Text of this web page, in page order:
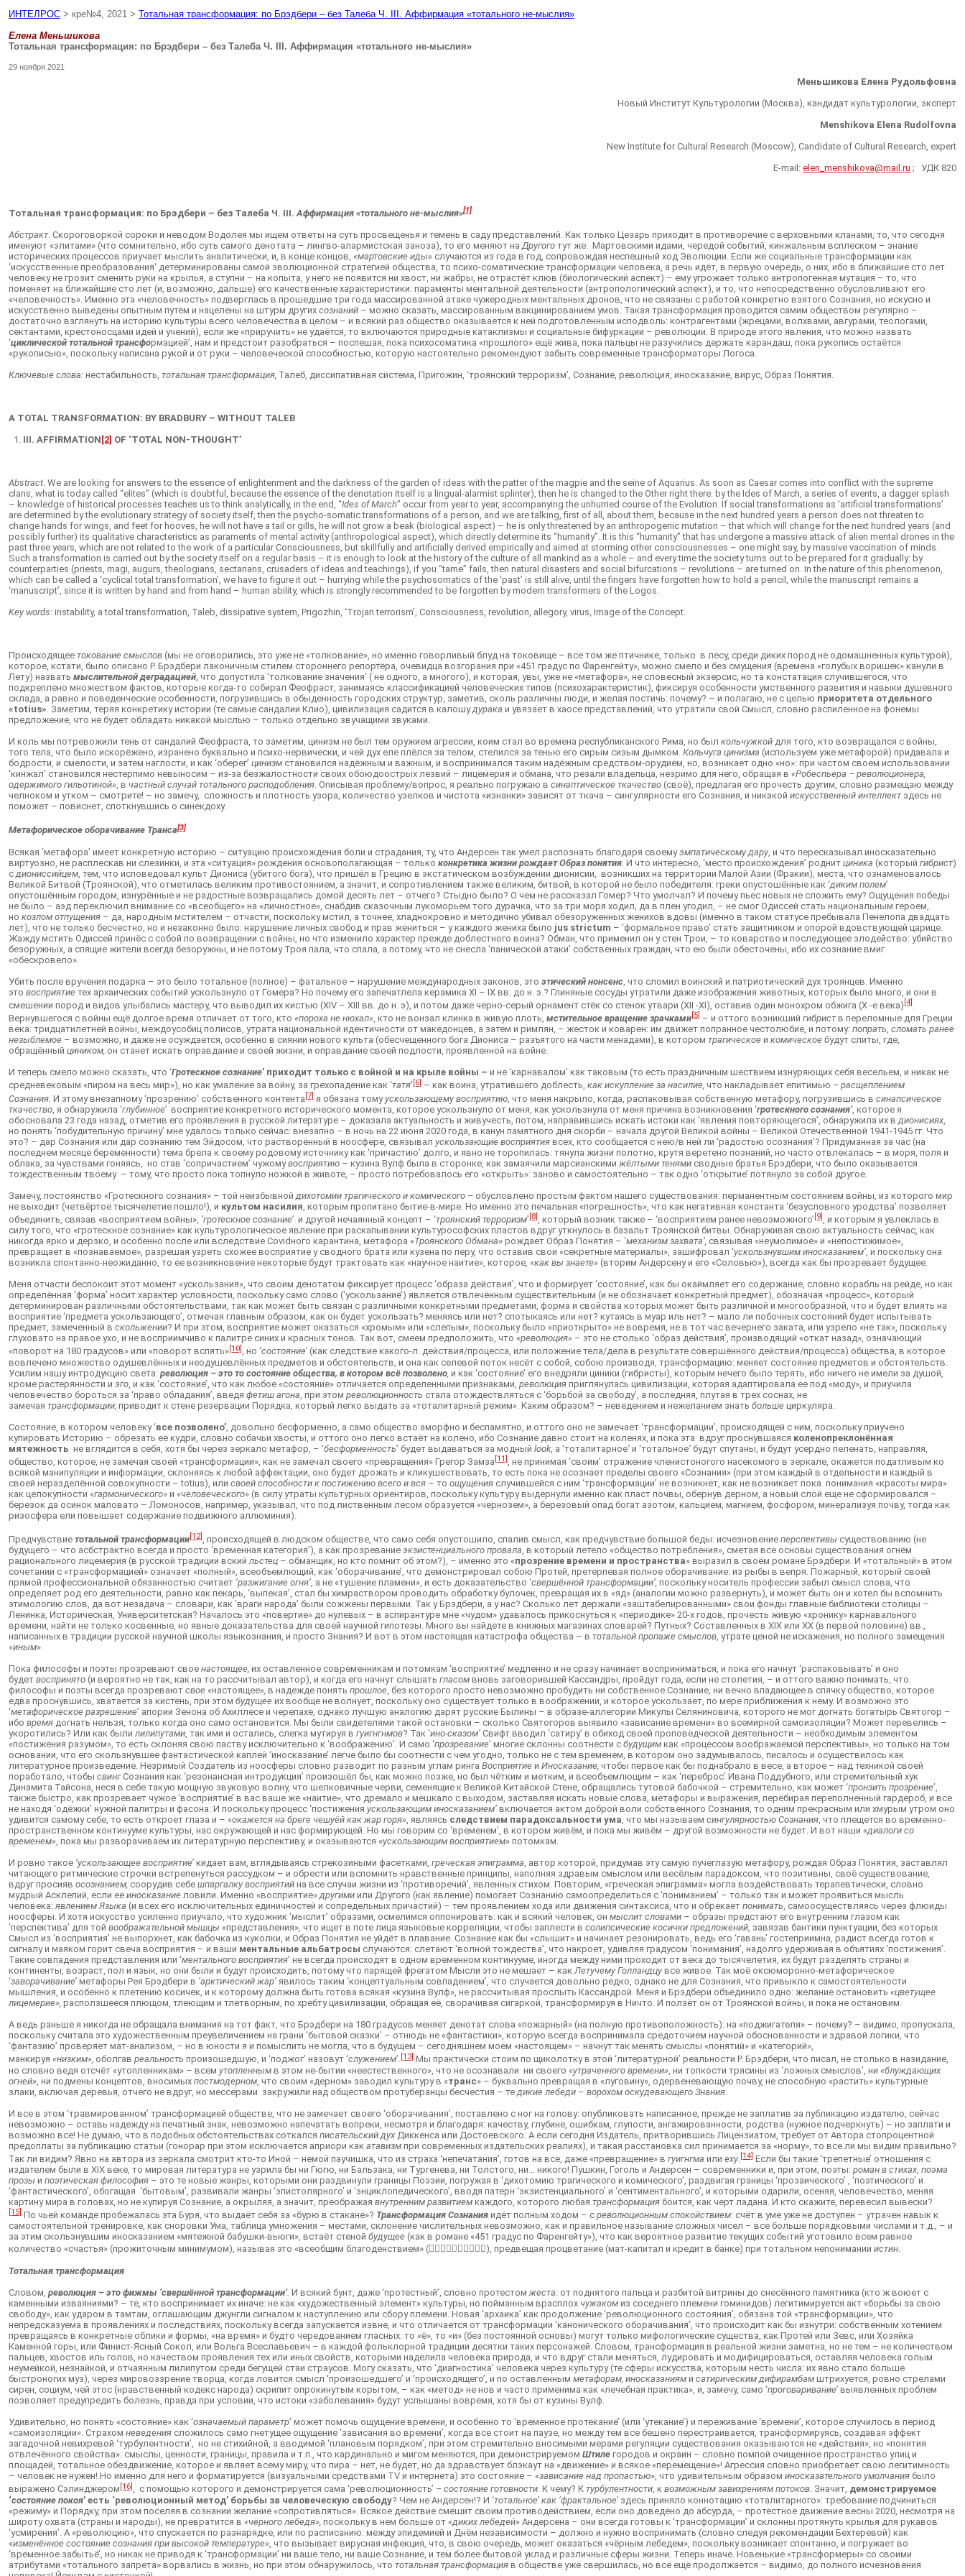
ИНТЕЛРОС > кре№4, 2021 > Тотальная трансформация: по Брэдбери – без Талеба Ч. III. Аффирмация «тотального не-мыслия»
Елена Меньшикова
Тотальная трансформация: по Брэдбери – без Талеба Ч. III. Аффирмация «тотального не-мыслия»
29 ноября 2021
Меньшикова Елена Рудольфовна
Новый Институт Культурологии (Москва), кандидат культурологии, эксперт
Menshikova Elena Rudolfovna
New Institute for Cultural Research (Moscow), Candidate of Cultural Research, expert
E-mail: elen_menshikova@mail.ru ; УДК 820
Тотальная трансформация: по Брэдбери – без Талеба Ч. III. Аффирмация «тотального не-мыслия»[1]
Абстракт. Скороговоркой сороки и неводом Водолея мы ищем ответы на суть просвещенья и темень в саду представлений. Как только Цезарь приходит в противоречие с верховными кланами, то, что сегодня
именуют «элитами» (что сомнительно, ибо суть самого денотата – лингво-алармистская заноза), то его меняют наДругого тут же: Мартовскими идами, чередой событий, кинжальным всплеском – знание
исторических процессов приучает мыслить аналитически, и, в конце концов, «мартовские иды» случаются из года в год, сопровождая неспешный ход Эволюции. Если же социальные трансформации как
‘искусственные преобразования‘ детерминированы самой эволюционной стратегией общества, то психо-соматические трансформации человека, а речь идёт, в первую очередь, о них, ибо в ближайшие сто лет
человеку не грозит сменить руки на крылья, а ступни – на копыта, у него не появится ни хвост, ни жабры, не отрастёт клюв (биологический аспект) – ему угрожает только антропогенная мутация – то, что
поменяет на ближайшие сто лет (и, возможно, дальше) его качественные характеристики: параменты ментальной деятельности (антропологический аспект), и то, что непосредственно обусловливают его
«человечность». Именно эта «человечность» подверглась в прошедшие три года массированной атаке чужеродных ментальных дронов, что не связаны с работой конкретно взятого Сознания, но искусно и
искусственно выведены опытным путём и нацелены на штурм других сознаний – можно сказать, массированным вакцинированием умов. Такая трансформация проводится самим обществом регулярно –
достаточно взглянуть на историю культуры всего человечества в целом – и всякий раз общество оказывается к ней подготовленным исподволь: контрагентами (жрецами, волхвами, авгурами, теологами,
сектантами, крестоносцами идей и учений), если же «приручить» не удаётся, то включаются природные катаклизмы и социальные бифуркации – революции. В природе этого явления, что можно назвать
‘циклической тотальной трансформацией’, нам и предстоит разобраться – поспешая, пока психосоматика «прошлого» ещё жива, пока пальцы не разучились держать карандаш, пока рукопись остаётся
«рукописью», поскольку написана рукой и от руки – человеческой способностью, которую настоятельно рекомендуют забыть современные трансформаторы Логоса.
Ключевые слова: нестабильность, тотальная трансформация, Талеб, диссипативная система, Пригожин, ‘троянский терроризм’, Сознание, революция, иносказание, вирус, Образ Понятия.
A TOTAL TRANSFORMATION: BY BRADBURY – WITHOUT TALEB
III. AFFIRMATION [2] OF ‘TOTAL NON-THOUGHT’
Abstract. We are looking for answers to the essence of enlightenment and the darkness of the garden of ideas with the patter of the magpie and the seine of Aquarius. As soon as Caesar comes into conflict with the supreme
clans, what is today called “elites” (which is doubtful, because the essence of the denotation itself is a lingual-alarmist splinter), then he is changed to the Other right there: by the Ides of March, a series of events, a dagger splash
– knowledge of historical processes teaches us to think analytically, in the end, “Ides of March” occur from year to year, accompanying the unhurried course of the Evolution. If social transformations as ‘artificial transformations’
are determined by the evolutionary strategy of society itself, then the psycho-somatic transformations of a person, and we are talking, first of all, about them, because in the next hundred years a person does not threaten to
change hands for wings, and feet for hooves, he will not have a tail or gills, he will not grow a beak (biological aspect) – he is only threatened by an anthropogenic mutation – that which will change for the next hundred years (and
possibly further) its qualitative characteristics as paraments of mental activity (anthropological aspect), which directly determine its “humanity”. It is this “humanity” that has undergone a massive attack of alien mental drones in the
past three years, which are not related to the work of a particular Consciousness, but skillfully and artificially derived empirically and aimed at storming other consciousnesses – one might say, by massive vaccination of minds.
Such a transformation is carried out by the society itself on a regular basis – it is enough to look at the history of the culture of all mankind as a whole – and every time the society turns out to be prepared for it gradually: by
counterparties (priests, magi, augurs, theologians, sectarians, crusaders of ideas and teachings), if you “tame” fails, then natural disasters and social bifurcations – revolutions – are turned on. In the nature of this phenomenon,
which can be called a ‘cyclical total transformation’, we have to figure it out – hurrying while the psychosomatics of the ‘past’ is still alive, until the fingers have forgotten how to hold a pencil, while the manuscript remains a
‘manuscript’, since it is written by hand and from hand – human ability, which is strongly recommended to be forgotten by modern transformers of the Logos.
Key words: instability, a total transformation, Taleb, dissipative system, Prigozhin, ‘Trojan terrorism’, Consciousness, revolution, allegory, virus, Image of the Concept.
Происходящее токование смыслов (мы не оговорились, это уже не «толкование», но именно говорливый блуд на токовище – все том же птичнике, только в лесу, среди диких пород не одомашненных культурой),
которое, кстати, было описано Р. Брэдбери лаконичным стилем стороннего репортёра, очевидца возгорания при «451 градус по Фаренгейту», можно смело и без смущения (времена «голубых воришек» канули в
Лету) назвать мыслительной деградацией, что допустила ‘толкование значения’ ( не одного, а многого), и которая, увы, уже не «метафора», не словесный экзерсис, но та констатация случившегося, что
подкреплено множеством фактов, которые когда-то собирал Феофраст, занимаясь классификацией человеческих типов (психохарактеристик), фиксируя особенности умственного развития и навыки душевного
склада, а равно и поведенческие особенности, погрузившись в обыденность городских структур, заметив, сколь различны люди, и желая постичь: почему? – и полагаю, не с целью приоритета отдельного
«totius». Заметим, теряя конкретику истории (те самые сандалии Клио), цивилизация садится в калошудурака и увязает в хаосе представлений, что утратили свой Смысл, словно распиленное на фонемы
предложение, что не будет обладать никакой мыслью – только отдельно звучащими звуками.
И коль мы потревожили тень от сандалий Феофраста, то заметим, цинизм не был тем оружием агрессии, коим стал во времена республиканского Рима, но был кольчужкой для того, кто возвращался с войны,
того тела, что было искорёжено, изранено буквально и психо-нервически, и чей дух еле плёлся за телом, стелился за тенью его сирым сизым дымком. Кольчуга цинизма (используем уже метафорой) придавала и
бодрости, и смелости, и затем наглости, и как ‘оберег’ цинизм становился надёжным и важным, и воспринимался таким надёжным средством-орудием, но, возникает одно «но»: при частом своем использовании
‘кинжал’ становился нестерпимо невыносим – из-за безжалостности своих обоюдоострых лезвий – лицемерия и обмана, что резали владельца, незримо для него, обращая в «Робеспьера – революционера,
одержимого гильотиной», в частный случай тотального расподобления. Описывая проблему/вопрос, я реально погружаю в синаптическое ткачество (своё), предлагая его прочесть другим, словно размещаю между
челноком и утком – смотрите! – но замечу, сложность и плотность узора, количество узелков и чистота «изнанки» зависят от ткача – сингулярности его Сознания, и никакой искусственный интеллектздесь не
поможет – повиснет, споткнувшись о синекдоху.
Метафорическое оборачивание Транса[3]
Всякая ‘метафора’ имеет конкретную историю – ситуацию происхождения боли и страдания, ту, что Андерсен так умел распознать благодаря своемуэмпатическому дару , и что пересказывал иносказательно
виртуозно, не расплескав ни слезинки, и эта «ситуация» рождения основополагающая – только конкретика жизни рождает Образ понятия . И что интересно, ‘место происхождения’ роднит циника (который гибрист)
с диониссийцем , тем, что исповедовал культ Диониса (убитого бога), что пришёл в Грецию в экстатическом возбуждении дионисии, возникших на территории Малой Азии (Фракии), места, что ознаменовалось
Великой Битвой (Троянской), что отметилась великим противостоянием, а значит, и сопротивлением также великим, битвой, в которой не было победителя: греки опустошённые как ‘диким полем’
опустошённым городом, изнурённые и не радостные возвращались домой десять лет – отчего? Стыдно было? О чем не рассказал Гомер? Что умолчал? И почему пьес новых не сложить ему? Ощущения победы
не было – аэд переключил внимание со «всеобщего» на «личностное», снабдив сказочным лукоморьем того дурачка, что за три моря ходил, да в плен угодил, – не смог Одиссей стать национальным героем,
но козлом отпущения – да, народным мстителем – отчасти, поскольку мстил, а точнее, хладнокровно и методично убивал обезоруженных женихов вдовы (именно в таком статусе пребывала Пенелопа двадцать
лет), что не только бесчестно, но и незаконно было: нарушение личных свобод и прав жениться – у каждого жениха было jus strictum – ‘формальное право’ стать защитником и опорой вдовствующей царице.
Жажду мстить Одиссей принёс с собой по возвращении с войны, но что изменило характер прежде доблестного воина? Обман, что применил он у стен Трои, – то коварство и последующее злодейство: убийство
безоружных, а спящие жители всегда безоружны, и не потому Троя пала, что спала, а потому, что не снесла ‘панической атаки’ собственных граждан, что ею были обесточены, ибо их сознание вмиг
«обескровело».
Убить после вручения подарка – это было тотальное (полное) – фатальное – нарушение международных законов, это этический нонсенс , что сломил воинский и патриотический дух троянцев. Именно
это восприятие тех архаических событий ускользнуло от Гомера? Но почему его запечатлела керамика XI – IX вв. до н. э.? Глиняные сосуды утратили даже изображения животных, которых было много, и они в
смешении пород и видов улыбались мастеру, что выводил их кистью (XIV – XIII вв. до н. э), и потом даже черно-серый орнамент стёк со стенок утвари (XII -XI), оставив один монохром обжига (X -е века) [4]
Вернувшегося с войны ещё долгое время отличает от того, кто «пороха не нюхал», кто не вонзал клинка в живую плоть, мстительное вращение зрачками[5] – и оттого возникший гибриств переломные для Греции
века: тридцатилетней войны, междоусобиц полисов, утрата национальной идентичности от македонцев, а затем и римлян, – жесток и коварен: им движет попранное честолюбие, и потому: попрать, сломать ранее
незыблемое – возможно, и даже не осуждается, особенно в сиянии нового культа (обесчещенного бога Диониса – разъятого на части менадами), в котором трагическое и комическое будут слиты, где,
обращённый циником, он станет искать оправдание и своей жизни, и оправдание своей подлости, проявленной на войне.
И теперь смело можно сказать, что ‘Гротескное сознание’ приходит только с войной и на крыле войны – и не ‘карнавалом’ как таковым (то есть праздничным шествием изнуряющих себя весельем, и никак не
средневековым «пиром на весь мир»), но как умаление за войну, за грехопадение как ‘татя’ [6] – как воина, утратившего доблесть, как искупление за насилие, что накладывает епитимью – расщеплением
Сознания. И этому внезапному ‘прозрению’ собственного контента [7] я обязана томуускользающему восприятию , что меня накрыло, когда, распаковывая собственную метафору, погрузившись в синапсическое
ткачество , я обнаружила ‘глубинное’ восприятие конкретного исторического момента, которое ускользнуло от меня, как ускользнула от меня причина возникновения ‘гротескного сознания’, которое я
обосновала 23 года назад, отметив его проявления в русской литературе – доказала актуальность и живучесть, потом, направившись искать истоки как ‘явления повторяющегося’, обнаружила их в дионисиях
но понять ‘побудительную причину’ мне удалось только сейчас: внезапно – в ночь на 22 июня 2020 года, в канун памятного дня скорби – начала другой Великой войны – Великой Отечественной 1941-1945 гг. Что
это? – дар Сознания или дар сознанию тем Эйдосом, что растворённый в ноосфере, связывал ускользающие восприятия всех, кто сообщается с нею/в ней ли ‘радостью осознания’? Придуманная за час (на
последнем месяце беременности) тема брела к своему родовому источнику как ‘причастию’ долго, и явно не торопилась: тянула жизни полотно, крутя веретено познаний, но часто отвлекалась – в моря, поля и
облака, за чувствами гоняясь, но став ‘сопричастием’ чужомувосприятию – кузина Вулф была в сторонке, как замаячили марсианскими жёлтыми тенями сводные братья Брэдбери, что было оказывается
тождественным твоему – тому, что просто пока топнуло ножкой в животе, – просто потребовалось его «открыть»: заново и самостоятельно – так одно ‘открытие’ потянуло за собой другое.
Замечу, постоянство «Гротескного сознания» – той неизбывной дихотомии трагического и комического – обусловлено простым фактом нашего существования: перманентным состоянием войны, из которого мир
не выходит (четвёртое тысячелетие пошло!), и культом насилия , которым пропитано бытие-в-мире. Но именно это печальная «погрешность», что как негативная константа ‘безусловного уродства’ позволяет
объединить, связав «восприятием войны», ‘гротескное сознание’ и другой нечаянный концепт – ‘троянский терроризм’ [8], который возник также – ‘восприятием ранее невозможного’ [9], и которым я увлеклась в
силу того, что «гротескное сознание» как культурологическое явление при раскапывании культурософских пластов вдруг уткнулось в базальт Троянской битвы. Обнаруживая свою актуальность сейчас, как
никогда ярко и дерзко, и особенно после или вследствие Covidного карантина, метафора «Троянского Обмана» рождает Образ Понятия – ‘механизм захвата’, связывая «неумолимое» и «непостижимое»,
превращает в «познаваемое», разрешая узреть схожее восприятие у сводного брата или кузена по перу, что оставив свои «секретные материалы», зашифровал ‘ускользнувшим иносказанием’, и поскольку она
возникла спонтанно-неожиданно, то ее возникновение некоторые будут трактовать как «научное наитие», которое, «как вы знаете» (вторим Андерсену и его «Соловью»), всегда как бы прозревает будущее.
Меня отчасти беспокоит этот момент «ускользания», что своим денотатом фиксирует процесс ‘образа действия’, что и формирует ‘состояние’, как бы окаймляет его содержание, словно корабль на рейде, но как
определённая ‘форма’ носит характер условности, поскольку само слово (‘ускользание’) является отвлечённым существительным (и не обозначает конкретный предмет), обозначая «процесс», который
детерминирован различными обстоятельствами, так как может быть связан с различными конкретными предметами, форма и свойства которых может быть различной и многообразной, что и будет влиять на
восприятие ‘предмета ускользающего’, отмечая главным образом, как он будет ускользать? меняясь или нет? спотыкаясь или нет? кутаясь в муар иль нет? – мало ли побочных состояний будет испытывать
предмет, замеченный в скольжении? И при этом, восприятие может оказаться «хромым» или «слепым», поскольку было «приоткрыто» не вовремя, не в тот час вечернего заката, или узрело «не так», поскольку
глуховато на правое ухо, и не восприимчиво к палитре синих и красных тонов. Так вот, смеем предположить, что «революция» – это не столько ‘образ действия’, производящий «откат назад», означающий
«поворот на 180 градусов» или «поворот вспять»[10], но ‘состояние’ (как следствие какого-л. действия/процесса, или положение тела/дела в результате совершённого действия/процесса) общества, в которое
вовлечено множество одушевлённых и неодушевлённых предметов и обстоятельств, и она как селевой поток несёт с собой, собою производя, трансформацию: меняет состояние предметов и обстоятельств.
Усилим нашу интродукцию света: революция – это то состояние общества, в котором всё позволено и как ‘состояние’ его внедряли циники (гибристы), которым нечего было терять, ибо ничего не имели за душой,
кроме растерянности и эго , и как ‘состояние’, что как любое «состояние» отличается определенными признаками, революция приглянулась цивилизации, которая адаптировала ее под «моду», и приучила
человечество бороться за ‘право обладания’, введя фетиш агона , при этом революционность стала отождествляться с ‘борьбой за свободу’, а последняя, плутая в трех соснах, не
замечая трансформации, приводит к стене резервации Порядка, который легко выдать за «тоталитарный режим» . Каким образом? – неведением и нежеланием знать больше циркуляра.
Состояние, в котором человеку ‘все позволено’ , довольно бесформенно, а само общество аморфно и беспамятно, и оттого оно не замечает ‘трансформации’, происходящей с ним, поскольку приучено
купировать Историю – обрезать её кудри, словно собачьи хвосты, и оттого оно легко встаёт на колено, ибо Сознание давно стоит на коленях, и пока эта вдруг проснувшаяся коленопреклонённая
мятежность не вглядится в себя, хотя бы через зеркало метафор, – ‘бесформенность’ будет выдаваться за модный look, а ‘тоталитарное’ и ‘тотальное’ будут спутаны, и будут усердно пеленать, направляя,
общество, которое, не замечая своей «трансформации», как не замечал своего «превращения» Грегор Замза [11]
, не принимая ‘своим’ отражение членистоногого насекомого в зеркале, окажется податливым ко
всякой манипуляции и информации, склоняясь к любой аффектации, оно будет дрожать и кликушествовать, то есть пока не осознает пределы своего «Сознания» (при этом каждый в отдельности и каждый в
своей неразделённой совокупности – totius), или своей способности к постижению всего и вся – то ощущения случившейся с ним ‘трансформации’ не возникнет, как не возникает пока понимания «красоты мира»
как целокупности «гармонического» и «человеческого» (в силу утраты культурных ориентиров, поскольку культуру выдернули именно как пласт почвы, обернув дерном, а новый слой еще не сформировался –
березок да осинок маловато – Ломоносов, например, указывал, что под лиственным лесом образуется «чернозем», а березовый опад богат азотом, кальцием, магнием, фосфором, минерализуя почву, тогда как
ризосфера ели повышает содержание подвижного аллюминия).
Предчувствие тотальной трансформации[12], происходящей в людском обществе, что само себя опустошило, спалив смысл, как предчувствие большой беды: исчезновение перспективы существованию (не
будущего – что асбстрактно всегда и просто ‘временная категория’), а как прозревание экзистенциального провала, в который летело «общество потребления», сметая все основы существования огнём
рационального лицемерия (в русской традиции вскийльстец – обманщик, но кто помнит об этом?), – именно это «прозрение времени и пространства» выразил в своём романе Брэдбери. И «тотальный» в этом
сочетании с «трансформацией» означает «полный», всеобъемлющий, как ‘оборачивание’, что демонстрировал собою Протей, претерпевая полное оборачивание: из рыбы в вепря. Пожарный, который своей
прямой профессиональной обязанностью считает ‘разжигание огня’, а не «тушение пламени», и есть доказательство ‘свершённой трансформации’, поскольку носитель профессии забыл смысл слова, что
определяет род его деятельности, равно как пекарь, ‘выпекая’, стал бы химраствором проводить обработку булочек, превращая их в «яд» (аналогии можно развернуть), и может быть он и хотел бы вспомнить
этимологию слов, да вот незадача – словари, как ‘враги народа’ были сожжены первыми. Так у Брэдбери, а у нас? Сколько лет держали «заштабелированными» свои фонды главные библиотеки столицы –
Ленинка, Историческая, Университетская? Началось это «повертие» до нулевых – в аспирантуре мне «чудом» удавалось прикоснуться к «периодике» 20-х годов, прочесть живую «хронику» карнавального
времени, найти не только косвенные, но явные доказательства для своей научной гипотезы. Много вы найдете в книжных магазинах словарей? Путных? Составленных в XIX или XX (в первой половине) вв.,
написанных в традиции русской научной школы языкознания, и просто Знания? И вот в этом настоящая катастрофа общества – в тотальной пропаже смыслов, утрате ценой не искажения, но полного замещения
«иным».
Пока философы и поэты прозревают свое настоящее, их оставленное современникам и потомкам ‘восприятие’ медленно и не сразу начинает восприниматься, и пока его начнут ‘распаковывать’ и оно
будет воспринято (и вероятно не так, как на то рассчитывал автор), и когда его начнут слышать гласом вновь заговорившей Кассандры, пройдут года, если не столетия, – и оттого важно понимать, что
философы и поэты всегда прозревают свое «настоящее», в надежде понять прошлое, без которого просто невозможно пробудить ни собственное Сознание, ни вечно впадающее в спячку общество, которое
едва проснувшись, хватается за кистень, при этом будущее их вообще не волнует, поскольку оно существует только в воображении, и которое ускользает, по мере приближения к нему. И возможно это
‘метафорическое разрешение’ апории Зенона об Ахиллесе и черепахе, однако лучшую аналогию дарят русские Былины – в образе-аллегории Микулы Селяниновича, которого не мог догнать богатырь Святогор –
ибо время догнать нельзя, только когда оно само остановится. Мы были свидетелями такой остановки – сколько Святогоров выявило «зависание времени» во всемирной самоизоляции? Может перевелись –
укоротились? Или как былилилипутами, так ими и остались, слегка мутируя в гуигнгнмов? Так ‘ино-сказом’ Свифт вводил ‘сатиру’ в обиход своей проповедческой деятельности – необходимым элементом
«постижения разумом», то есть склоняя свою паству исключительно к ‘воображению’. И само ‘прозревание’ многие склонны соотнести с будущим как «процессом воображаемой перспективы», но только на том
основании, что его скользнувшее фантастической каплей ‘иносказание’ легче было бы соотнести с чем угодно, только не с тем временем, в котором оно задумывалось, писалось и осуществилось как
литературное произведение. Незримый Создатель из ноосферы словно разводит по разным углам ринга Восприятие и Иносказание, чтобы первое как бы поднабрало в весе, а второе – над техникой своей
поработало, чтобы свингСознания как ‘резонансная интродукция’ произошёл бы, как можно позже, но был чётким и метким, и всеобъемлющим – как ‘переброс’ Ивана Поддубного, или стремительный хук
Динамита Тайсона, неся в себе такую мощную звуковую волну, что шелковичные черви, семенящие к Великой Китайской Стене, обращались тутовой бабочкой – стремительно, как может ‘пронзить прозрение’,
также быстро, как прозревает чужое ‘восприятие’ в вас ваше же «наитие», что дремало и мешкало с выходом, заставляя искать новые слова, метафоры и выражения, перебирая переполненный гардероб, и все
не находя ‘одёжки’ нужной палитры и фасона. И поскольку процесс ‘постижения ускользающим иносказанием’ включается актом доброй воли собственного Сознания, то одним прекрасным или хмурым утром оно
удивится самому себе, то есть откроет глаза и – «окажется на бреге чешуёй как жар горя», являясь следствием парадоксальности ума, что мы называем сингулярностью Сознания, что плещется во временно-
пространственном континууме культуры, нас окружающей и нас формирующей. Но мы говорим со ‘временем’, в котором живём, и пока мы живём – другой возможности не будет. И вот наши «диалоги со
временем», пока мы разворачиваем их литературную перспективу, и оказываются «ускользающим восприятием» потомкам.
И ровно такое ‘ускользающее восприятие’ кидает вам, вглядываясь стрекозиными фасетками, греческая эпиграмма, автор которой, придумав эту самую пучеглазую метафору, рождая Образ Понятия, заставлял
читающего ритмические строчки встрепенуться рассудком – и обрести или вспомнить нравственные принципы, наполняя здравым смыслом или весёлым парадоксом, что позитивны, своё существование,
вдруг просияв осознанием, соорудив себе шпаргалку восприятий на все случаи жизни из ‘противоречий’, явленных стихом. Повторим, «греческая эпиграмма» могла воздействовать терапевтически, словно
мудрый Асклепий, если ее иносказание ловили. Именно «восприятие»другими или Другого (как явление) помогает Сознанию самоопределиться с ‘пониманием’ – только так и может проявиться мысль
человека: явлением Языка (и всех его исключительных единичностей и сопредельных причастий) – тем проявлением хода или движения синтаксиса, что и обрекает понимать, самоосуществляясь через флюиды
ноосферы. И хотя искусство усиленно приучало, что художник ‘мыслит’ образами, осмелимся оппонировать: как и всякий человек, он мыслит словами – образы предстают его внутренним глазом как
‘перспектива’ для той воображательной мышцы «представления», что ищет в поте лица языковые корреляции, чтобы заплести в солипсические косички предложений, завязав бантики пунктуации, без которых
Смысл из ‘восприятия’ не выпорхнет, как бабочка из куколки, и Образ Понятия не уйдёт в плавание. Сознание как бы «слышит» и начинает резонировать, ведь его ‘гавань’ гостеприимна, радист всегда готов к
сигналу и маяком горит свеча восприятия – и ваши ментальные альбатросы случаются: слетают ‘волной тождества’, что накроет, удивляя градусом ‘понимания’, надолго удерживая в объятиях ‘постижения’.
Такие совпадения представления или ‘ментального восприятия’ не всегда происходят в одном временном континууме, иногда между ними проходит от века до тысячелетия, их будут разделять страны и
континенты, возраст, пол и язык, но они были и будут происходить, потому что парящей фрегатом Мысли это не мешает – какЛетучему Голландцу все живое. Так моё оксюморонно-метафорическое
‘заворачивание’ метафоры Рея Брэдбери в ‘арктический жар’ явилось таким ‘концептуальным совпадением’, что случается довольно редко, однако не для Сознания, что привыкло к самостоятельности
мышления, и особенно к плетению косичек, и к которому должна быть готова всякая «кузина Вулф», не рассчитывая прослыть Кассандрой. Меня и Брэдбери объединило одно: желание остановить «цветущее
лицемерие», расползшееся плющом, тлеющим и тлетворным, по хребту цивилизации, обращая её, сворачивая сигаркой, трансформируя в Ничто. И ползёт он от Троянской войны, и пока не остановим.
А ведь раньше я никогда не обращала внимания на тот факт, что Брэдбери на 180 градусов меняет денотат слова «пожарный» (на полную противоположность): на «поджигателя» – почему? – видимо, пропускала,
поскольку считала это художественным преувеличением на грани ‘бытовой сказки’ – отнюдь не «фантастики», которую всегда воспринимала средоточием научной обоснованности и здравой логики, что
‘фантазию’ проверяет мат-анализом, – но в юности я и помыслить не могла, что в будущем – сегодняшнем моем «настоящем» – начнут так менять смыслы «понятий» и «категорий»,
манкируя «низким», оболгав реальность произошедшую, и ‘поджог’ назовут ‘служением’.[13] Мы практически стоим по щиколотку в этой ‘литературной’ реальности Р. Брэдбери, что писал, не столько в назидание,
но словно ведя отсчёт «утопленникам» – всем утопленным в этом не-бытии «неестественного», что не осознавали ни своего «утраченного времени» , ни топкости трясины из ‘ложных смыслов’, ни «блуждающих
огней» , ни подмены концептов, вносимых постмодерном , что своим «дерном» заводил культуру в «транс» – буквально превращая в «луговину», одервеневающую почву, не способную «растить» культурные
злаки, включая деревья, отчего не вдруг, но мессерами закружили над обществом протуберанцы бесчестия – те дикие лебеди – ворохом оскудевающего Знания
И все в этом ‘травмированном’ трансформацией обществе, что не замечает своего ‘оборачивания’, поставлено с ног на голову: опубликовать написанное, прежде не заплатив за публикацию издателю, сейчас
невозможно – оставь надежду на печатный знак, невозможно напечатать вопреки, несмотря и благодаря: качеству, глубине, ошибкам, глупости, ангажированности, родства (нужное подчеркнуть) – но заплати и
возможно все! Не думаю, что в подобных обстоятельствах соткался писательский дух Диккенса или Достоевского. А если сегодня Издатель, притворившись Лицензиатом, требует от Автора стопроцентной
предоплаты за публикацию статьи (гонорар при этом исключается априори как атавизм при современных издательских реалиях), и такая расстановка сил принимается за «норму», то все ли мы видим правильно?
Так ли видим? Явно на автора из зеркала смотрит кто-то Иной – немой паучишка, что из страха ‘непечатания’, готов на все, даже «превращение» в гуигнгма или еху [14] Если бы такие ‘трепетные’ отношения с
издателем были в XIX веке, то мировая литература не узрила бы ни Гюгю, ни Бальзака, ни Тургенева, ни Толстого, ни… никого! Пушкин, Гоголь и Андерсен – современники и, при этом, поэты: роман в стихах поэма
прозы и поэтическая философия – это те новые жанры, которыми они раздвинули границы Поэзии, погружая в ‘дихотомию трагического и комического’, раздвигая границы ‘прозаического’ , ‘поэтического’ и
‘фантастического’, обогащая ‘бытовым’, развивали жанры ‘эпистолярного’ и ‘энциклопедического’, вводя патерн ‘экзистенциального’ и ‘сентиментального’, и которыми одарили, осеняя, человечество, меняя
картину мира в головах, но не купируя Сознание, а окрыляя, а значит, преображая внутренним развитием каждого, которого любая трансформация боится, как черт ладана. И кто скажите, перевесил вывески?
[15] По чьей команде пробежалась эта Буря, что выдаёт себя за «бурю в стакане»? Трансформация Сознания идёт полным ходом – с революционным спокойствием: счёт в уме уже не доступен – утрачен навык к
самостоятельной тренировке, как сноровки Ума, таблица умножения – местами, склонение числительных невозможно, как и правильное называние сложных чисел – все больше порядковыми числами и т.д., – и
за этим скользнувшим иносказанием «мятежной бабушки-вьюги», встаёт стеной будущее (как в романе «451 градус по Фаренгейту»), что как вероятное развитие текущих событий уготовило всем равное
количество «счастья» (прожиточным минимумом), называя это «всеобщим благоденствием» (), предвещая процветание (мат-капитал и кредит в банке) при тотальном непонимании истин.
Тотальная трансформация
Словом, революция – это фижмы ‘свершённой трансформации’. И всякий бунт, даже ‘протестный’, словно протестомжеста: от поднятого пальца и разбитой витрины до снесённого памятника (кто ж воюет с
каменными изваяниями? – те, кто воспринимает их иначе: не как «художественный элемент» культуры, но пойманным врасплох чужаком из соседнего племени гоминидов) легитимируется акт «борьбы за свою
свободу», как ударом в тамтам, оглашающим джунгли сигналом к наступлению или сбору племени. Новая ‘архаика’ как продолжение ‘революционного состояния’, обязана той «трансформации», что
непредсказуема в проявлениях и последствиях, поскольку всегда запускается извне, и что отличается от трансформации ‘канонического оборачивания’, что происходит как бы изнутри: собственным хотением
превращаясь в конкретные облики и формы, «на время» и будто чередованием гласных: то «ё», то «и» (без постоянной основы) могут только мифологические существа, как Протей или Зевс, или Хозяйка
Каменной горы, или Финист-Ясный Сокол, или Вольга Всеславьевич – в каждой фольклорной традиции десятки таких персонажей. Словом, трансформация в реальной жизни заметна, но не тем – не количеством
пальцев, хвостов иль голов, но качеством проявления тех или иных свойств, которыми наделила человека природа, и что вдруг стали меняться, лудировать и модифицироваться, оставляя человека голым
неумейкой, незнайкой, и отчаянным лилипутом среди бегущей стаи страусов. Могу сказать, что ‘диагностика’ человека через культуру (те сферы искусства, которым несть числа: их явно стало больше
быстроногих муз), через мировоззрение творца, когда ловится смысл ‘произошедшего’ и ‘происходящего’, и по оставленным метафорам, иносказаниям и сатирическим дифирамбам штрихуется, ровно стрелами
сирен, социум, чей этос (нравственный кодекс народа) скрипит опрокинутым корытом, – как «метод» не нов и часто применима как «лечебная практика», и, замечу, само ‘проговаривание’ выявленных проблем
позволяет предупредить болезнь, правда при условии, что истоки «заболевания» будут услышаны вовремя, хотя бы от кузины Вулф.
Удивительно, но понять «состояние» как ‘означаемый параметр’ может помочь ощущение времени, и особенно то ‘временное протекание’ (или ‘утекание’) и переживание ‘времени’, которое случилось в период
«самоизоляции». Страхом неведения сложилось само гнетущее ощущение ‘зависания во времени’, когда все стоит на паузе, но между тем все бешено перестраивается, трансформируясь, создавая эффект
загадочной невихревой ‘турбулентности’, но не стихийной, а вводимой ‘плановым порядком’, при этом стремительно вносимыми мерами регуляции существования оказываются не «действия», но «понятия
отвлечённого свойства»: смыслы, ценности, границы, правила и т.п., что кардинально и мигом меняются, при демонстрируемом Штиле городов и окраин – словно помпой очищенное пространство улиц и
площадей, тотальное обездвижение, которое и являет всему миру, что пира – нет, не будет, но да здравствует блэкаут на «движение» и всякое «перемещение»! Агрессия словно приобретает свою легитимность
– человек не нужен! Но именно для него и форматируется (визуальными средствами TV и интернета) это состояние – «зависание над пропастью», что удивительным образом иносказательного умолчания было
выражено Сэлинджером [16], с помощью которого и демонстрируется сама ‘революционность’ – состояние готовности. К чему? К турбулентности, к возможным завихрениям потоков. Значит, демонстрируемое
‘состояние покоя’ есть ‘революционный метод’ борьбы за человеческую свободу? Чем не Андерсен!? И ‘тотальное’ как ‘фрактальное’ здесь приняло коннотацию «тоталитарного»: требование подчиниться
«режиму» и Порядку, при этом поселяя в сознании желание «сопротивляться». Всякое действие смешит своим противодействием, если оно доведено до абсурда, – протестное движение весны 2020, несмотря на
широту охвата (страны и народы), не превратится в «чёрного лебедя», поскольку в нем больше от «диких лебедей» Андерсена – они всегда готовы к ‘трансформации’ и склонны протянуть крылья для рукавов
‘усмирения’. А «революцию», что спускается по разнарядке, или по расписанию: между эпидемией и Днём независимости – должно и нужно воспринимать (словно следуя рекомендации Бехтеревой) как
«изменённое состояние сознания при высокой температуре» , что вызывает вирусная инфекция, что, в свою очередь, может оказаться «чёрным лебедем», поскольку возникает спонтанно, и погружает во
‘временное забытьё’, но никак не приводя к ‘трансформации’ ни ваше тело, ни ваше Сознание, и тем более бытовой уклад и различные сферы жизни. Теперь иначе. Новенькие «трансформеры» со своими
атрибутами «тотального запрета» ворвались в жизнь, но при этом обнаружилось, что тотальная трансформация в обществе уже свершилась, но все ещё продолжается – видимо, до полного исчезновения